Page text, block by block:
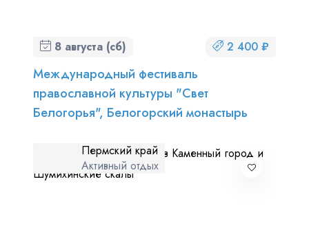
8 августа (сб) 2 400 ₽
Международный фестиваль
православной культуры "Свет
Белогорья", Белогорский монастырь
Пермский край
Активный отдых